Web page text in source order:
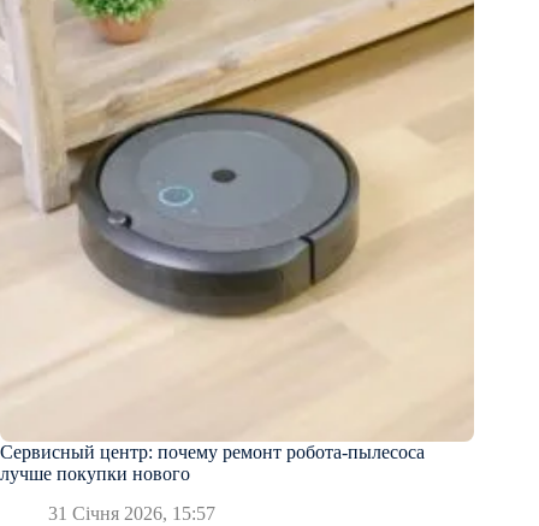
Сервисный центр: почему ремонт робота-пылесоса
лучше покупки нового
31 Січня 2026, 15:57